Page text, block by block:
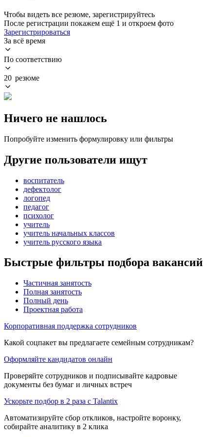
Чтобы видеть все резюме, зарегистрируйтесь
После регистрации покажем ещё 1 и откроем фото
Зарегистрироваться
За всё время
По соответствию
20 резюме
Ничего не нашлось
Попробуйте изменить формулировку или фильтры
Другие пользователи ищут
воспитатель
дефектолог
логопед
педагог
психолог
учитель
учитель начальных классов
учитель русского языка
Быстрые фильтры подбора вакансий
Частичная занятость
Полная занятость
Полный день
Проектная работа
Корпоративная поддержка сотрудников
Какой соцпакет вы предлагаете семейным сотрудникам?
Оформляйте кандидатов онлайн
Проверяйте сотрудников и подписывайте кадровые
документы без бумаг и личных встреч
Ускорьте подбор в 2 раза с Talantix
Автоматизируйте сбор откликов, настройте воронку,
собирайте аналитику в 2 клика